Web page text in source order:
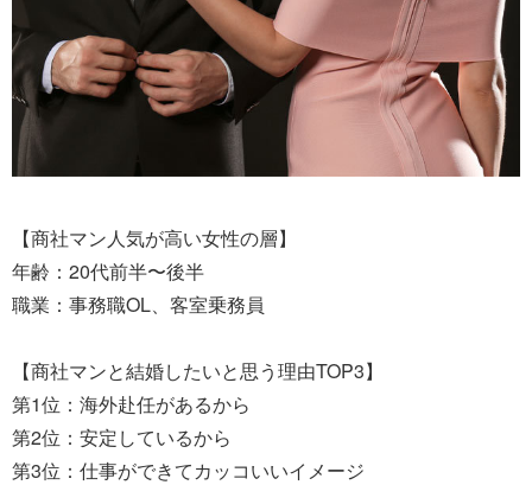
【商社マン人気が高い女性の層】
年齢：20代前半〜後半
職業：事務職OL、客室乗務員
【商社マンと結婚したいと思う理由TOP3】
第1位：海外赴任があるから
第2位：安定しているから
第3位：仕事ができてカッコいいイメージ